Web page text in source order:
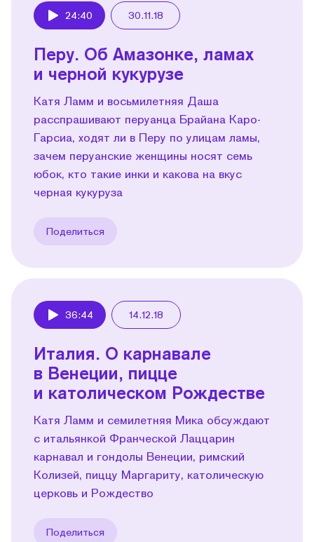
24:40 30.11.18
Перу. Об Амазонке, ламах
и черной кукурузе
Катя Ламм и восьмилетняя Даша
расспрашивают перуанца Брайана Каро-
Гарсиа, ходят ли в Перу по улицам ламы,
зачем перуанские женщины носят семь
юбок, кто такие инки и какова на вкус
черная кукуруза
Поделиться
36:44 14.12.18
Италия. О карнавале
в Венеции, пицце
и католическом Рождестве
Катя Ламм и семилетняя Мика обсуждают
с итальянкой Франческой Лаццарин
карнавал и гондолы Венеции, римский
Колизей, пиццу Маргариту, католическую
церковь и Рождество
Поделиться